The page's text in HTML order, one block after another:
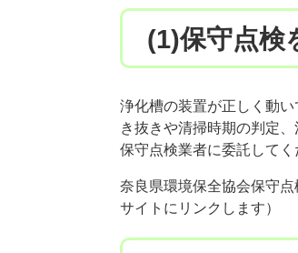
(1)保守点検
浄化槽の装置が正しく動
き抜きや清掃時期の判定
保守点検業者に委託してく
奈良県環境保全協会保守点
サイトにリンクします）